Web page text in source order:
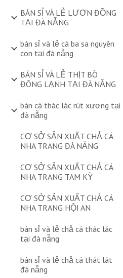
BÁN SỈ VÀ LẺ LƯƠN ĐỒNG
TẠI ĐÀ NẴNG
bán sỉ và lẻ cá ba sa nguyên
con tại đà nẵng
BÁN SỈ VÀ LẺ THỊT BÒ
ĐÔNG LẠNH TẠI ĐÀ NẴNG
bán cá thác lác rút xương tại
đà nẵng
CƠ SỞ SẢN XUẤT CHẢ CÁ
NHA TRANG ĐÀ NẴNG
CƠ SỞ SẢN XUẤT CHẢ CÁ
NHA TRANG TAM KỲ
CƠ SỞ SẢN XUẤT CHẢ CÁ
NHA TRANG HỘI AN
bán sỉ và lẻ chả cá thác lác
tại đà nẵng
bán sỉ và lẻ chả cá thát lát
đà nẵng